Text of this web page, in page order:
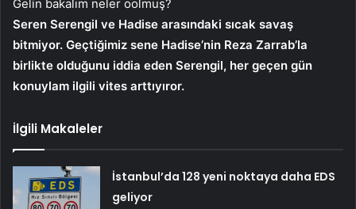
Gelin bakalım neler oolmuş?
Seren Serengil ve Hadise arasındaki sıcak savaş
bitmiyor. Geçtiğimiz sene Hadise’nin Reza Zarrab’la
birlikte olduğunu iddia eden Serengil, her geçen gün
konuylam ilgili vites arttıyıror.
İlgili Makaleler
İstanbul’da 128 yeni noktaya daha EDS
geliyor